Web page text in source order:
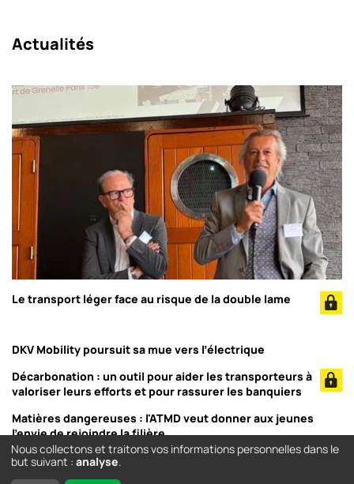
Actualités
Le transport léger face au risque de la double lame
DKV Mobility poursuit sa mue vers l’électrique
Décarbonation : un outil pour aider les transporteurs à
valoriser leurs efforts et pour rassurer les banquiers
Matières dangereuses : l'ATMD veut donner aux jeunes
l'envie de rejoindre la filière
Nous collectons et traitons vos informations personnelles dans le
but suivant : analyse.